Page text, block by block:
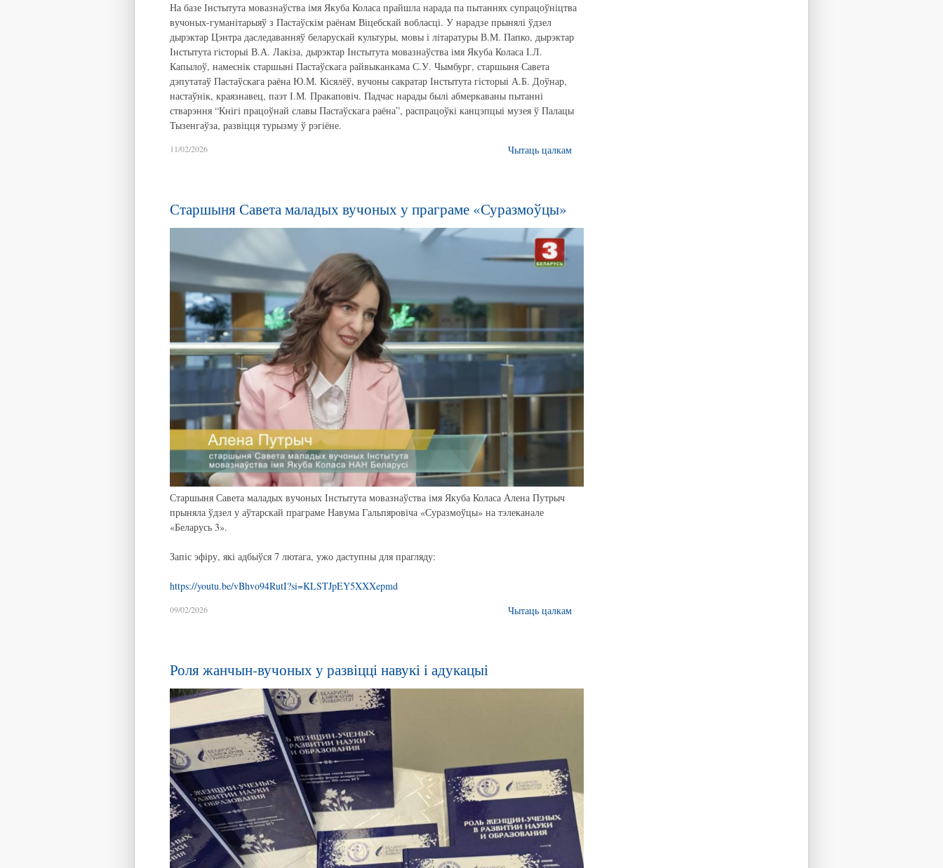
На базе Інстытута мовазнаўства імя Якуба Коласа прайшла нарада па пытаннях супрацоўніцтва
вучоных-гуманітарыяў з Пастаўскім раёнам Віцебскай вобласці. У нарадзе прынялі ўдзел
дырэктар Цэнтра даследаванняў беларускай культуры, мовы і літаратуры В.М. Папко, дырэктар
Інстытута гісторыі В.А. Лакіза, дырэктар Інстытута мовазнаўства імя Якуба Коласа І.Л.
Капылоў, намеснік старшыні Пастаўскага райвыканкама С.У. Чымбург, старшыня Савета
дэпутатаў Пастаўскага раёна Ю.М. Кісялёў, вучоны сакратар Інстытута гісторыі А.Б. Доўнар,
настаўнік, краязнавец, паэт І.М. Пракаповіч. Падчас нарады былі абмеркаваны пытанні
стварэння “Кнігі працоўнай славы Пастаўскага раёна”, распрацоўкі канцэпцыі музея ў Палацы
Тызенгаўза, развіцця турызму ў рэгіёне.
11/02/2026 Чытаць цалкам
Старшыня Савета маладых вучоных у праграме «Суразмоўцы»
Старшыня Савета маладых вучоных Інстытута мовазнаўства імя Якуба Коласа Алена Путрыч
прыняла ўдзел у аўтарскай праграме Навума Гальпяровіча «Суразмоўцы» на тэлеканале
«Беларусь 3».
Запіс эфіру, які адбыўся 7 лютага, ужо даступны для прагляду:
https://youtu.be/vBhvo94RutI?si=KLSTJpEY5XXXepmd
09/02/2026 Чытаць цалкам
Роля жанчын-вучоных у развіцці навукі і адукацыі